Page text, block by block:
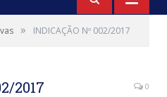
» INDICAÇÃO Nº 002/2017
2017 0